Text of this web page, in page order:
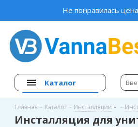
Не понравилась
Каталог
Главная - Каталог - Инсталляции -
Инсталляция для